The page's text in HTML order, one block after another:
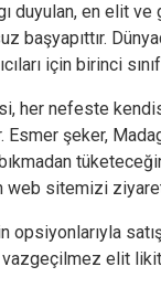
duyulan, en elit
başyapıttır.
için birinci
her nefeste
şeker,
sitemizi
vazgeçilmez elit